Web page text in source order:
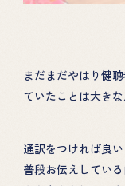
まだまだやはり健
ていたことは大きな
通訳をつければ良
普段お伝えしてい